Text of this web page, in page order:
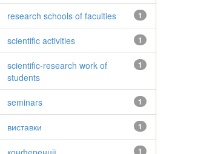
1
research schools of faculties
1
scientific activities
1
scientific-research work of
students
1
seminars
1
виставки
1
конференції